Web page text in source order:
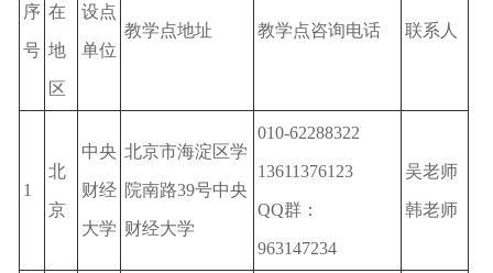
序
号
在
地
区
设点
单位
教学点地址 教学点咨询电话 联系人
1
北
京
中央
财经
大学
北京市海淀区学
院南路39号中央
财经大学
010-62288322
13611376123
QQ群：
963147234
吴老师
韩老师